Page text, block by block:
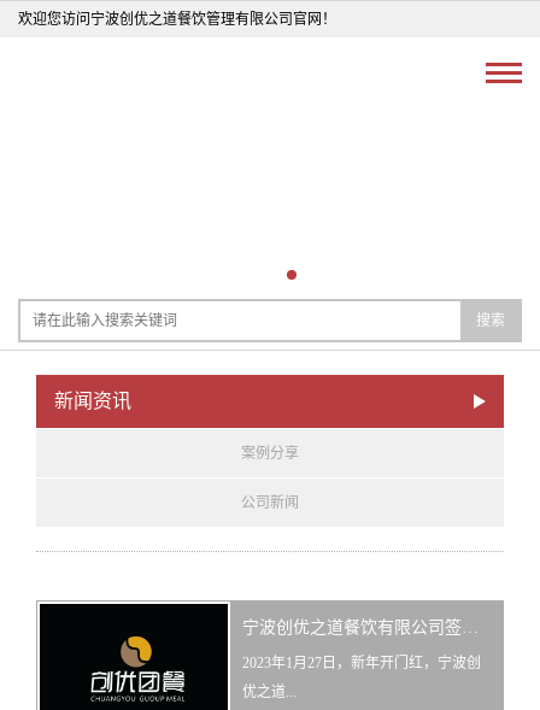
欢迎您访问宁波创优之道餐饮管理有限公司官网！
搜索
新闻资讯
案例分享
公司新闻
2023年1月27日，新年开门红，宁波创
优之道...